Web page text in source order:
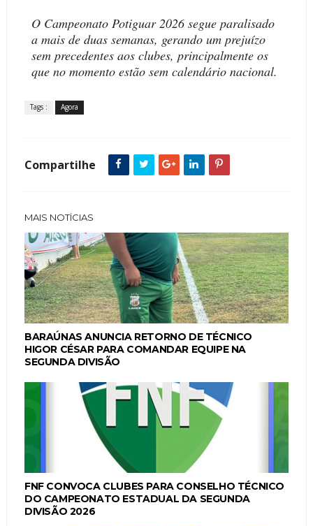
O Campeonato Potiguar 2026 segue paralisado
a mais de duas semanas, gerando um prejuízo
sem precedentes aos clubes, principalmente os
que no momento estão sem calendário nacional.
Tags : Agora
Compartilhe
MAIS NOTÍCIAS
BARAÚNAS ANUNCIA RETORNO DE TÉCNICO
HIGOR CÉSAR PARA COMANDAR EQUIPE NA
SEGUNDA DIVISÃO
FNF CONVOCA CLUBES PARA CONSELHO TÉCNICO
DO CAMPEONATO ESTADUAL DA SEGUNDA
DIVISÃO 2026